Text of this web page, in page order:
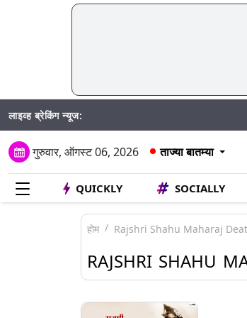
लाइव्ह ब्रेकिंग न्यूज:
गुरुवार, ऑगस्ट 06, 2026 ताज्या बातम्या
QUICKLY SOCIALLY
होम Rajshri Shahu Maharaj
RAJSHRI SHAHU